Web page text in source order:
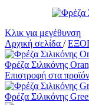
Κλικ για μεγέθυνση
Αρχική σελίδα /
Φρέζα Σιλικόνης
Επιστροφή στα
Φρέζα Σιλικόνης